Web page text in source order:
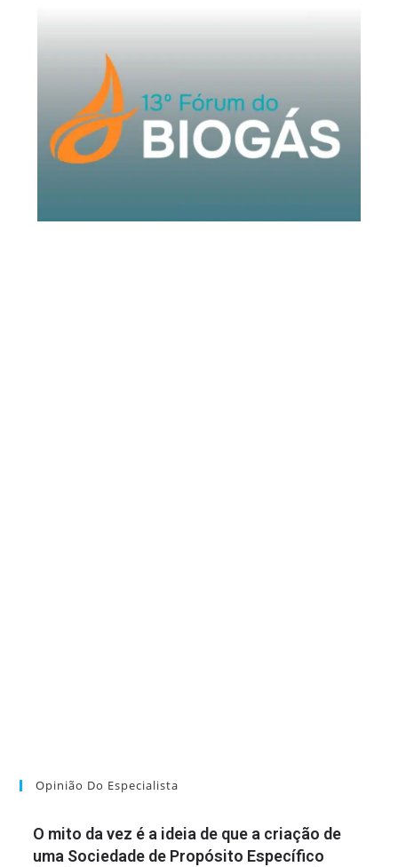
Opinião Do Especialista
O mito da vez é a ideia de que a criação de
uma Sociedade de Propósito Específico